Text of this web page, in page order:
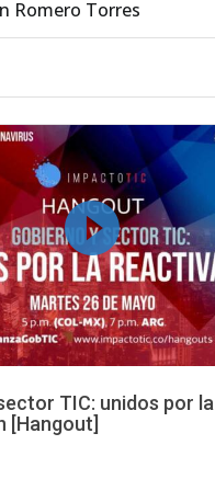
Romero Torres
TIC: unidos por la
[Hangout]